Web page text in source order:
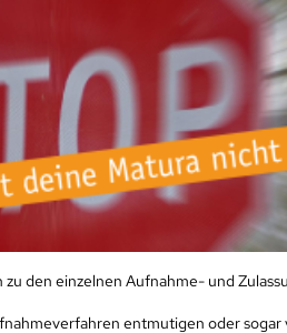
den einzelnen Aufnahme- und
entmutigen oder sogar